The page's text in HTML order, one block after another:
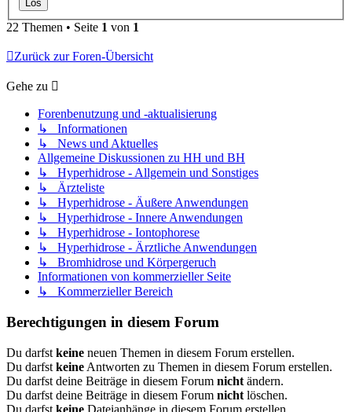
22 Themen • Seite 1 von 1
Zurück zur Foren-Übersicht
Gehe zu
Forenbenutzung und -aktualisierung
↳ Informationen
↳ News und Aktuelles
Allgemeine Diskussionen zu HH und BH
↳ Hyperhidrose - Allgemein und Sonstiges
↳ Ärzteliste
↳ Hyperhidrose - Äußere Anwendungen
↳ Hyperhidrose - Innere Anwendungen
↳ Hyperhidrose - Iontophorese
↳ Hyperhidrose - Ärztliche Anwendungen
↳ Bromhidrose und Körpergeruch
Informationen von kommerzieller Seite
↳ Kommerzieller Bereich
Berechtigungen in diesem Forum
Du darfst keine neuen Themen in diesem Forum erstellen.
Du darfst keine Antworten zu Themen in diesem Forum erstellen.
Du darfst deine Beiträge in diesem Forum nicht ändern.
Du darfst deine Beiträge in diesem Forum nicht löschen.
Du darfst keine Dateianhänge in diesem Forum erstellen.